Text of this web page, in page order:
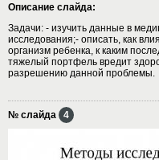
Описание слайда:
Задачи: - изучить данные в
исследования;- описать, как
организм ребенка, к каким
тяжелый портфель вредит
разрешению данной проблемы.
№ слайда 4